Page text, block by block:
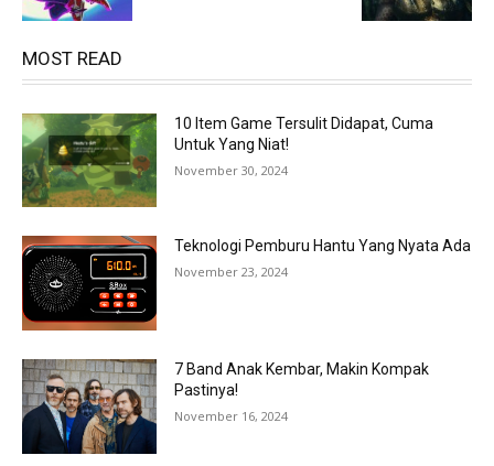
MOST READ
10 Item Game Tersulit Didapat, Cuma
Untuk Yang Niat!
November 30, 2024
Teknologi Pemburu Hantu Yang Nyata Ada
November 23, 2024
7 Band Anak Kembar, Makin Kompak
Pastinya!
November 16, 2024